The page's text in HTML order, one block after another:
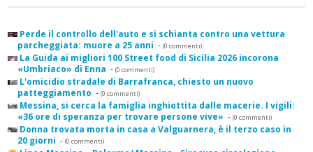
Perde il controllo dell'auto e si schianta contro una vettura
parcheggiata: muore a 25 anni - (0 commenti)
La Guida ai migliori 100 Street food di Sicilia 2026 incorona
«Umbriaco» di Enna - (0 commenti)
L'omicidio stradale di Barrafranca, chiesto un nuovo
patteggiamento - (0 commenti)
Messina, si cerca la famiglia inghiottita dalle macerie. I vigili:
«36 ore di speranza per trovare persone vive» - (0 commenti)
Donna trovata morta in casa a Valguarnera, è il terzo caso in
20 giorni - (0 commenti)